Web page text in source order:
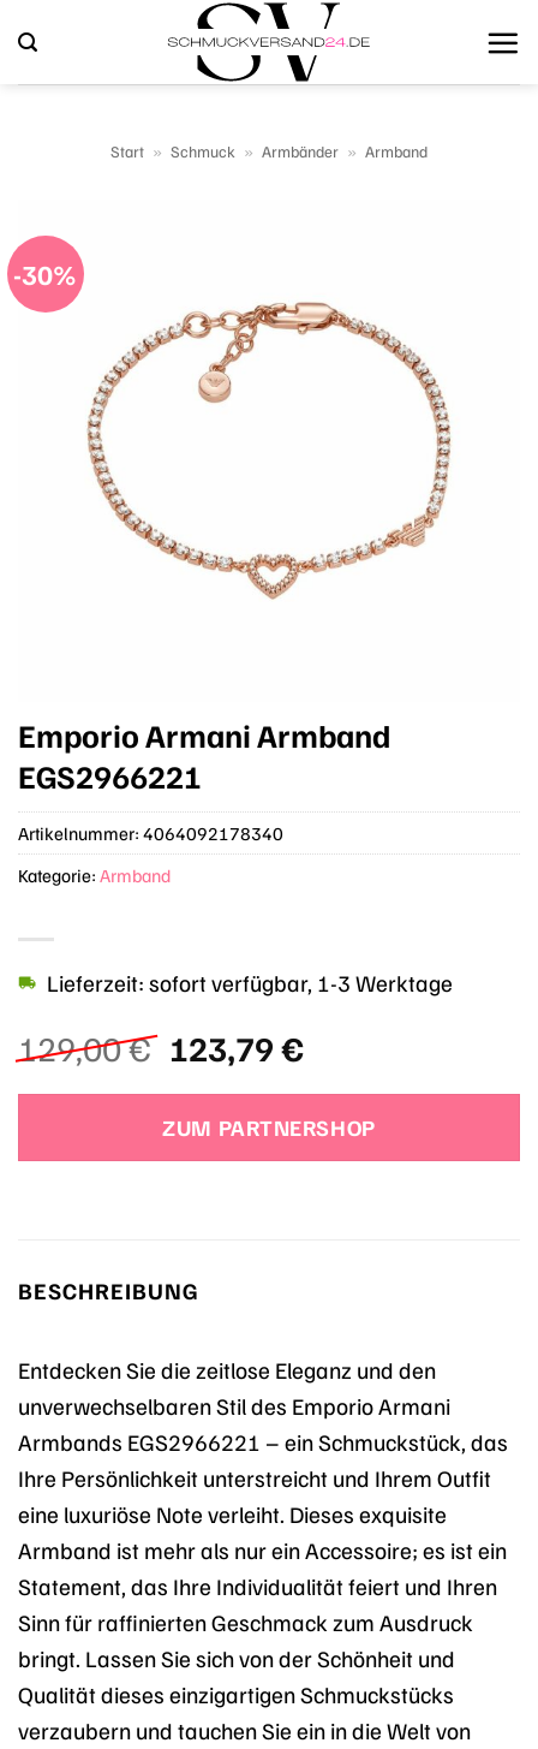
Inhalt
springen
Start » Schmuck » Armbänder » Armband
-30%
Emporio Armani Armband
EGS2966221
129,00€ Ursprünglicher
Preis
war:
129,00 €
123,79€Aktueller
ist:
123,79 €.
Lieferzeit: sofort verfügbar, 1-3 Werktage
ZUM PARTNERSHOP
Artikelnummer: 4064092178340
Kategorie: Armband
BESCHREIBUNG
Entdecken Sie die zeitlose Eleganz und den
unverwechselbaren Stil des Emporio Armani
Armbands EGS2966221 – ein Schmuckstück, das
Ihre Persönlichkeit unterstreicht und Ihrem Outfit
eine luxuriöse Note verleiht. Dieses exquisite
Armband ist mehr als nur ein Accessoire; es ist ein
Statement, das Ihre Individualität feiert und Ihren
Sinn für raffinierten Geschmack zum Ausdruck
bringt. Lassen Sie sich von der Schönheit und
Qualität dieses einzigartigen Schmuckstücks
verzaubern und tauchen Sie ein in die Welt von